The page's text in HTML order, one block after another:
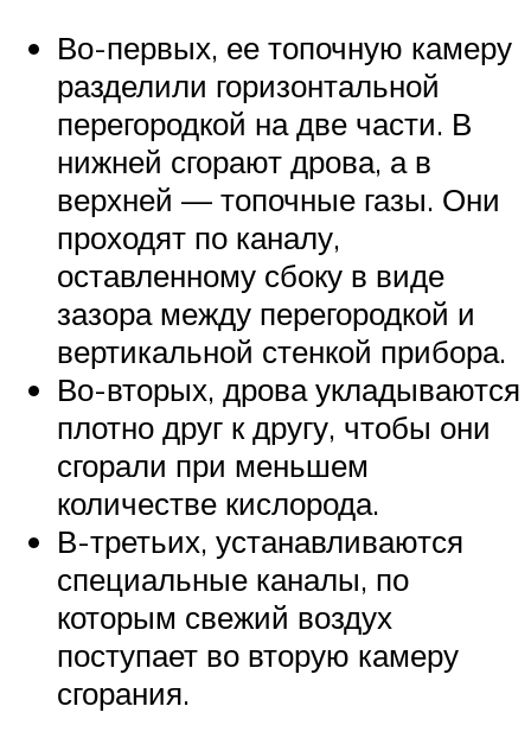
Во-первых, ее топочную камеру
разделили горизонтальной
перегородкой на две части. В
нижней сгорают дрова, а в
верхней — топочные газы. Они
проходят по каналу,
оставленному сбоку в виде
зазора между перегородкой и
вертикальной стенкой прибора.
Во-вторых, дрова укладываются
плотно друг к другу, чтобы они
сгорали при меньшем
количестве кислорода.
В-третьих, устанавливаются
специальные каналы, по
которым свежий воздух
поступает во вторую камеру
сгорания.